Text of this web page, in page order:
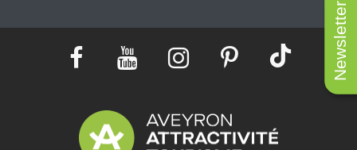
Newsletter